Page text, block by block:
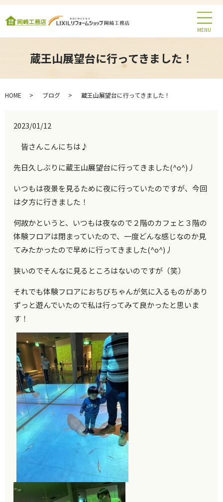
MENU
蔵王山展望台に行ってきました！
HOME ブログ 蔵王山展望台に行ってきました！
2023/01/12
皆さんこんにちは♪
先日久しぶりに蔵王山展望台に行ってきました(^o^)丿
いつもは夜景を見るために夜に行っていたのですが、今回
は夕方に行きました！
何故かというと、いつもは夜なので２階のカフェと３階の
体験フロアは閉まっていたので、一度どんな感じなのか見
てみたかったので早めに行ってきました(^o^)丿
狭いのでそんなに見るところはないのですが（笑）
それでも体験フロアにおちびちゃんが気に入るものがあり
ずっと遊んでいたので私は行ってみて良かったと思いま
す！